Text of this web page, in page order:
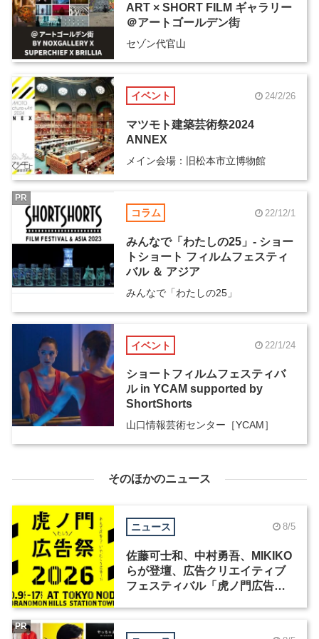
ART × SHORT FILM ギャラリー
＠アートゴールデン街
セゾン代官山
イベント 24/2/26
マツモト建築芸術祭2024
ANNEX
メイン会場：旧松本市立博物館
コラム 22/12/1
みんなで「わたしの25」- ショー
トショート フィルムフェスティ
バル ＆ アジア
みんなで「わたしの25」
PR
イベント 22/1/24
ショートフィルムフェスティバ
ル in YCAM supported by
ShortShorts
山口情報芸術センター［YCAM］
そのほかのニュース
ニュース 8/5
佐藤可士和、中村勇吾、MIKIKO
らが登壇、広告クリエイティブ
フェスティバル「虎ノ門広告
PR